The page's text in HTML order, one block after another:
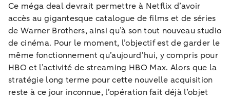
Ce méga deal devrait permettre à Netflix d’avoir
accès au gigantesque catalogue de films et de séries
de Warner Brothers, ainsi qu’à son tout nouveau studio
de cinéma. Pour le moment, l’objectif est de garder le
même fonctionnement qu’aujourd’hui, y compris pour
HBO et l’activité de streaming HBO Max. Alors que la
stratégie long terme pour cette nouvelle acquisition
reste à ce jour inconnue, l’opération fait déjà l’objet